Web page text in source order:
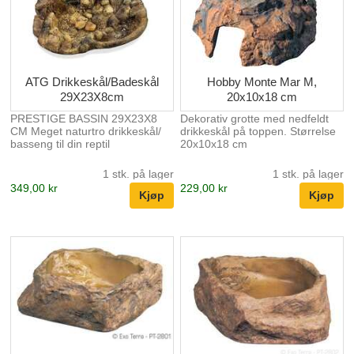
ATG Drikkeskål/Badeskål
29X23X8cm
PRESTIGE BASSIN 29X23X8
CM Meget naturtro drikkeskål/
basseng til din reptil
1 stk. på lager
349,00 kr
Hobby Monte Mar M,
20x10x18 cm
Dekorativ grotte med nedfeldt
drikkeskål på toppen. Størrelse
20x10x18 cm
1 stk. på lager
229,00 kr